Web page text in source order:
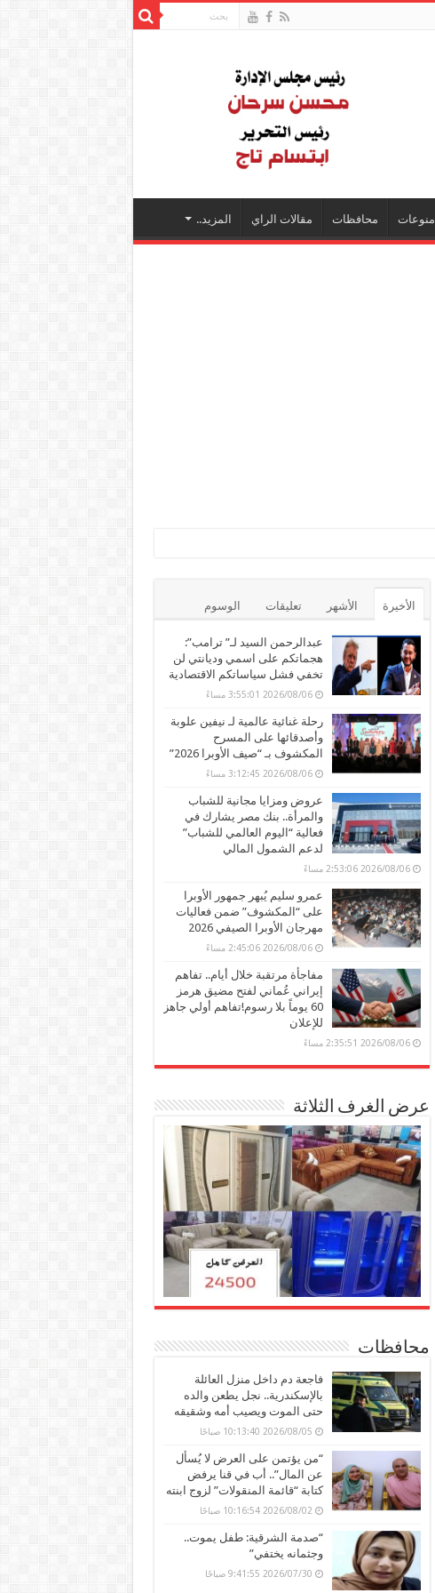
منوعات محافظات مقالات الراي المزيد..
الأخيرة الأشهر تعليقات الوسوم
عبدالرحمن السيد لـ” ترامب”:
هجماتكم على اسمي وديانتي لن
تخفي فشل سياساتكم الاقتصادية
2026/08/06 3:55:01 مساءً
رحلة غنائية عالمية لـ نيفين علوبة
وأصدقائها على المسرح
المكشوف بـ “صيف الأوبرا 2026”
2026/08/06 3:12:45 مساءً
عروض ومزايا مجانية للشباب
والمرأة.. بنك مصر يشارك في
فعالية “اليوم العالمي للشباب”
لدعم الشمول المالي
2026/08/06 2:53:06 مساءً
عمرو سليم يُبهر جمهور الأوبرا
على “المكشوف” ضمن فعاليات
مهرجان الأوبرا الصيفي 2026
2026/08/06 2:45:06 مساءً
مفاجأة مرتقبة خلال أيام.. تفاهم
إيراني عُماني لفتح مضيق هرمز
60 يوماً بلا رسوم!تفاهم أولي جاهز
للإعلان
2026/08/06 2:35:51 مساءً
عرض الغرف الثلاثة
محافظات
فاجعة دم داخل منزل العائلة
بالإسكندرية.. نجل يطعن والده
حتى الموت ويصيب أمه وشقيقه
2026/08/05 10:13:40 صباحًا
“من يؤتمن على العرض لا يُسأل
عن المال”.. أب في قنا يرفض
كتابة “قائمة المنقولات” لزوج ابنته
2026/08/02 10:16:54 صباحًا
“صدمة الشرقية: طفل يموت..
وجثمانه يختفي”
2026/07/30 9:41:55 صباحًا